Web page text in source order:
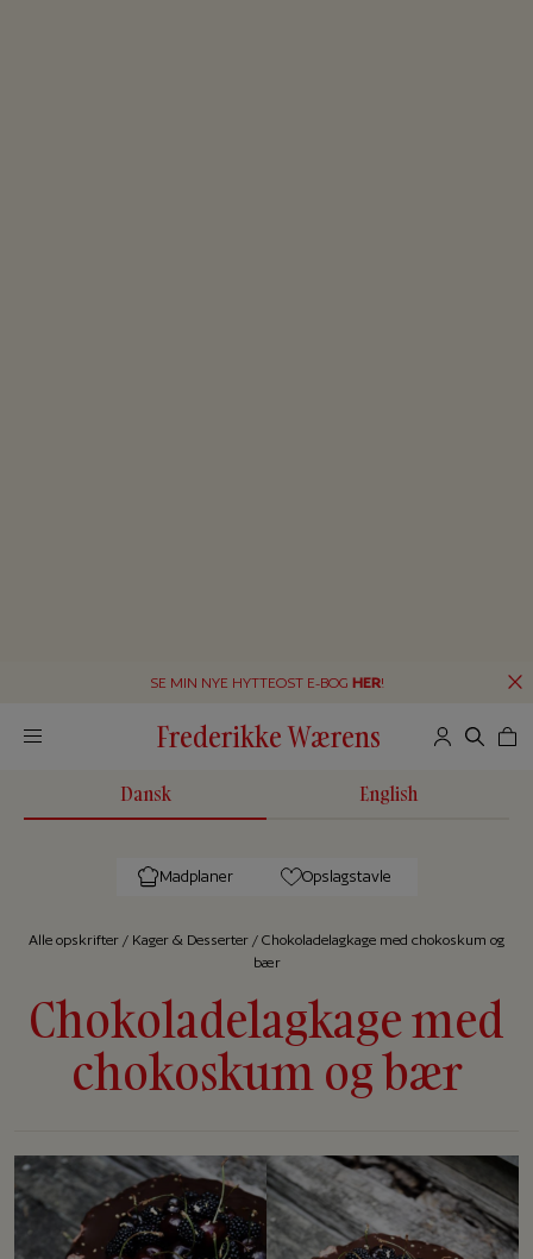
SE MIN NYE HYTTEOST E-BOG HER!
Frederikke Wærens
Dansk English
Madplaner Opslagstavle
Alle op­skrif­ter / Kager & Desserter / Chokoladelagkage med chokoskum og
bær
Chokoladelagkage med
chokoskum og bær